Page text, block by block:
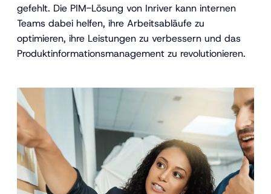
gefehlt. Die PIM-Lösung von Inriver kann internen
Teams dabei helfen, ihre Arbeitsabläufe zu
optimieren, ihre Leistungen zu verbessern und das
Produktinformationsmanagement zu revolutionieren.